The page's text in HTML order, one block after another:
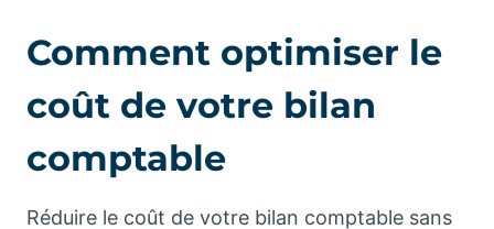
Comment optimiser le
coût de votre bilan
comptable
Réduire le coût de votre bilan comptable sans